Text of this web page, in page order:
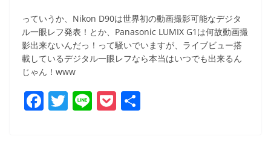
っていうか、Nikon D90は世界初の動画撮影可能なデジタ
ル一眼レフ発表！とか、Panasonic LUMIX G1は何故動画撮
影出来ないんだっ！って騒いでいますが、ライブビュー搭
載しているデジタル一眼レフなら本当はいつでも出来るん
じゃん！www
F T Li P